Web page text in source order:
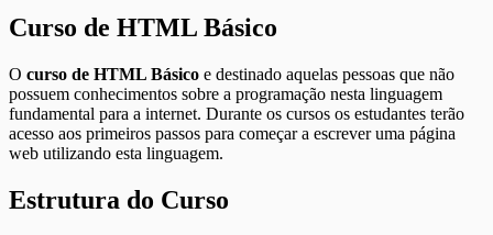
Curso de HTML Básico
O curso de HTML Básico e destinado aquelas pessoas que não
possuem conhecimentos sobre a programação nesta linguagem
fundamental para a internet. Durante os cursos os estudantes terão
acesso aos primeiros passos para começar a escrever uma página
web utilizando esta linguagem.
Estrutura do Curso